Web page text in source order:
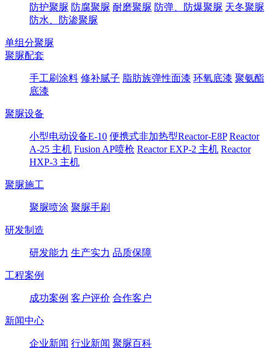
防护聚脲 防腐聚脲 耐磨聚脲 防弹、防爆聚脲 天冬聚脲
防水、防渗聚脲
单组分聚脲
聚脲配套
手工刷涂料 修补腻子 脂肪族弹性面漆 环氧底漆 聚氨酯
底漆
聚脲设备
小型电动设备E-10 便携式非加热型Reactor-E8P Reactor
A-25 主机 Fusion AP喷枪 Reactor EXP-2 主机 Reactor
HXP-3 主机
聚脲施工
聚脲喷涂 聚脲手刷
研发制造
研发能力 生产实力 品质保障
工程案例
成功案例 客户评价 合作客户
新闻中心
企业新闻 行业新闻 聚脲百科